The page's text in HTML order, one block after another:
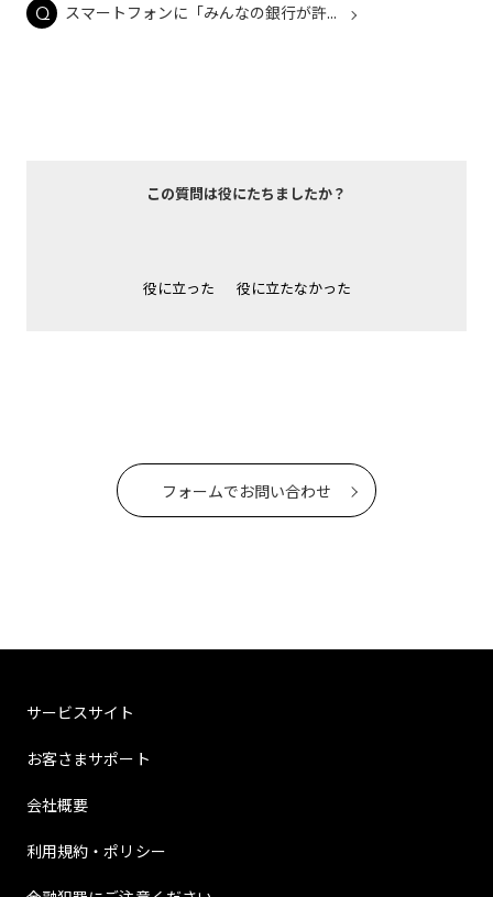
スマートフォンに「みんなの銀行が許...
この質問は役にたちましたか？
役に立った 役に立たなかった
フォームでお問い合わせ
サービスサイト
お客さまサポート
会社概要
利用規約・ポリシー